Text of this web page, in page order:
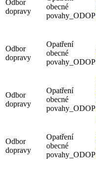
Odbor
dopravy
obecné
povahy_ODOP
Odbor
dopravy
Opatření
obecné
povahy_ODOP
Odbor
dopravy
Opatření
obecné
povahy_ODOP
Odbor
dopravy
Opatření
obecné
povahy_ODOP